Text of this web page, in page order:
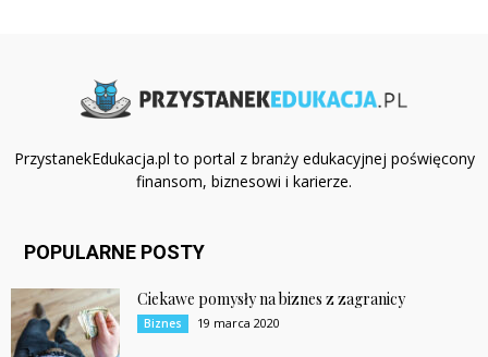
PrzystanekEdukacja.pl to portal z branży edukacyjnej poświęcony
finansom, biznesowi i karierze.
POPULARNE POSTY
Ciekawe pomysły na biznes z zagranicy
Biznes 19 marca 2020